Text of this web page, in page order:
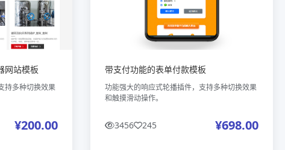
网站模板
持多种切换效果
¥200.00
带支付功能的表单付款模板
功能强大的响应式轮播插件，支持多种切换效果
和触摸滑动操作。
3456 245 ¥698.00